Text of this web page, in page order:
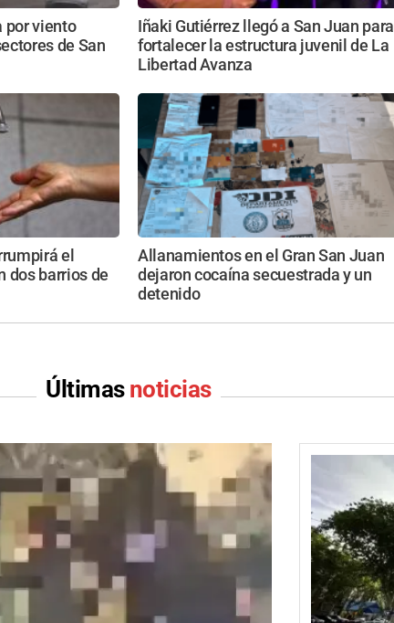
por viento
de San
Iñaki Gutiérrez llegó a San Juan para
fortalecer la estructura juvenil de La
Libertad Avanza
el
dos barrios de
Allanamientos en el Gran San Juan
dejaron cocaína secuestrada y un
detenido
Últimas noticias